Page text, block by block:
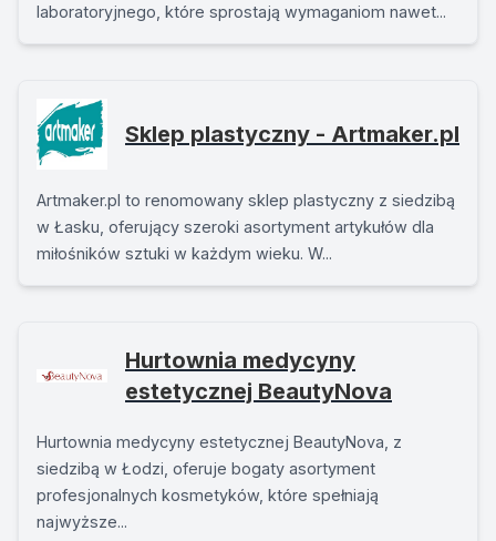
laboratoryjnego, które sprostają wymaganiom nawet...
Sklep plastyczny - Artmaker.pl
Artmaker.pl to renomowany sklep plastyczny z siedzibą
w Łasku, oferujący szeroki asortyment artykułów dla
miłośników sztuki w każdym wieku. W...
Hurtownia medycyny
estetycznej BeautyNova
Hurtownia medycyny estetycznej BeautyNova, z
siedzibą w Łodzi, oferuje bogaty asortyment
profesjonalnych kosmetyków, które spełniają
najwyższe...